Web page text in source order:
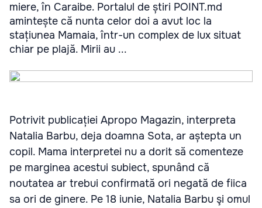
miere, în Caraibe. Portalul de știri POINT.md
amintește că nunta celor doi a avut loc la
stațiunea Mamaia, într-un complex de lux situat
chiar pe plajă. Mirii au ...
Potrivit publicației Apropo Magazin, interpreta
Natalia Barbu, deja doamna Sota, ar aștepta un
copil. Mama interpretei nu a dorit să comenteze
pe marginea acestui subiect, spunând că
noutatea ar trebui confirmată ori negată de fiica
sa ori de ginere. Pe 18 iunie, Natalia Barbu şi omul